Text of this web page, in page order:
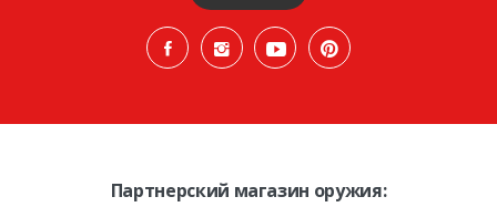
Партнерский магазин оружия: